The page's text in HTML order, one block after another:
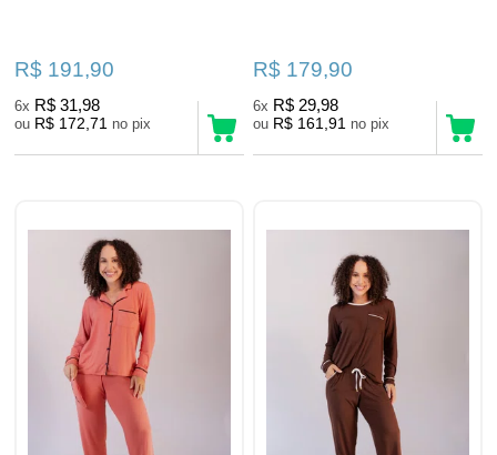
R$ 191,90
6x R$ 31,98
ou R$ 172,71 no pix
R$ 179,90
6x R$ 29,98
ou R$ 161,91 no pix